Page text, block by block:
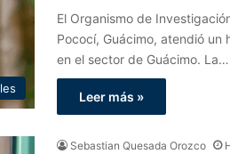
El Organismo de
Pococí, Guácimo, atendió un
en el sector de Guácimo. La…
Leer más »
Sebastian Quesada Orozco